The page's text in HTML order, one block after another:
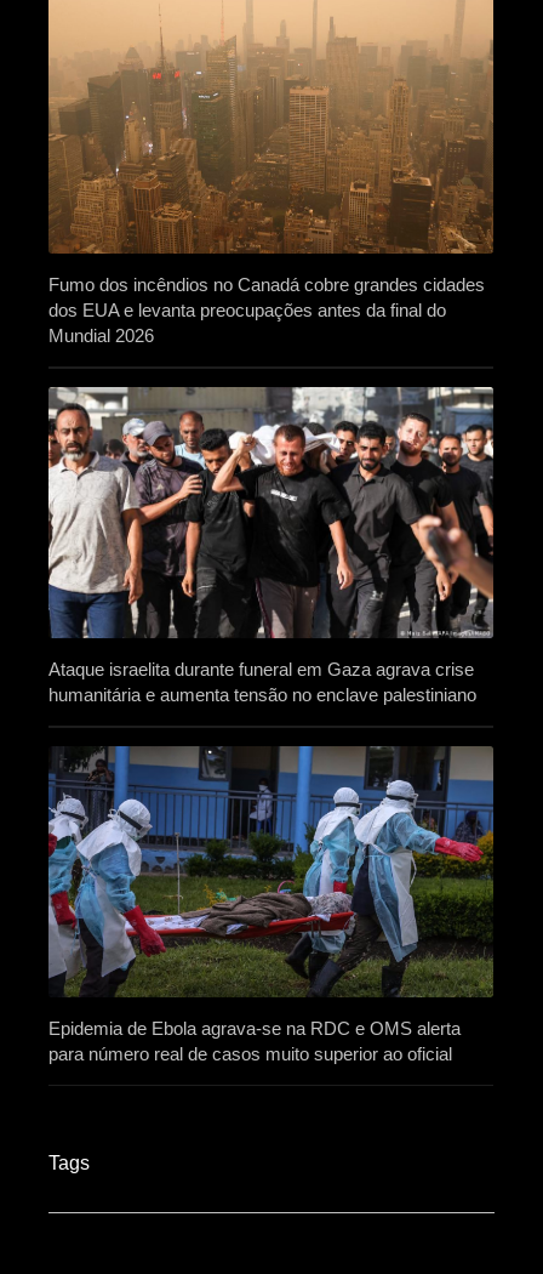
Fumo dos incêndios no Canadá cobre grandes cidades
dos EUA e levanta preocupações antes da final do
Mundial 2026
Ataque israelita durante funeral em Gaza agrava crise
humanitária e aumenta tensão no enclave palestiniano
Epidemia de Ebola agrava-se na RDC e OMS alerta
para número real de casos muito superior ao oficial
Tags